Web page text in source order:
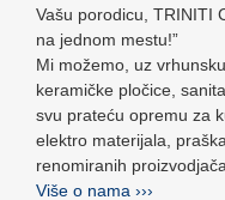
Vašu porodicu, TRINITI
na jednom mestu!”
Mi možemo, uz
keramičke pločice,
svu prateću opremu za
elektro materijala,
renomiranih proizvodjača.
Više o nama ›››